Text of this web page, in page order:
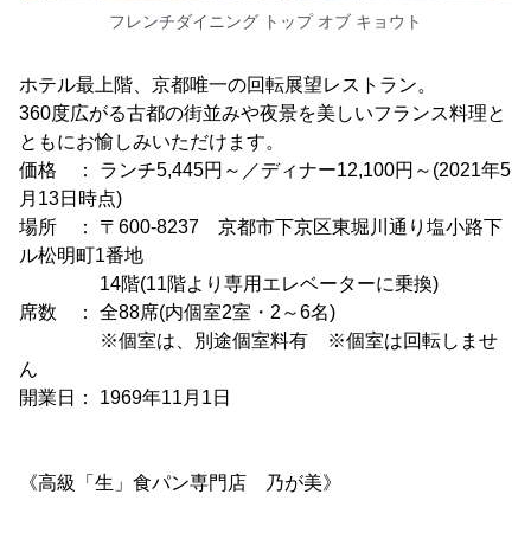
フレンチダイニング トップ オブ キョウト
ホテル最上階、京都唯一の回転展望レストラン。
360度広がる古都の街並みや夜景を美しいフランス料理と
ともにお愉しみいただけます。
価格 ： ランチ5,445円～／ディナー12,100円～(2021年5
月13日時点)
場所 ： 〒600-8237 京都市下京区東堀川通り塩小路下
ル松明町1番地
14階(11階より専用エレベーターに乗換)
席数 ： 全88席(内個室2室・2～6名)
※個室は、別途個室料有 ※個室は回転しませ
ん
開業日： 1969年11月1日
《高級「生」食パン専門店 乃が美》